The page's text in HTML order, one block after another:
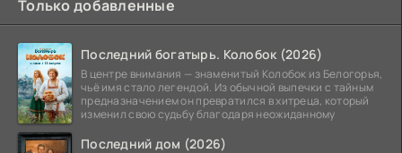
Только добавленные
Последний богатырь. Колобок (2026)
В центре внимания — знаменитый Колобок из Белогорья,
чьё имя стало легендой. Из обычной выпечки с тайным
предназначением он превратился в хитреца, который
изменил свою судьбу благодаря неожиданному
Последний дом (2026)